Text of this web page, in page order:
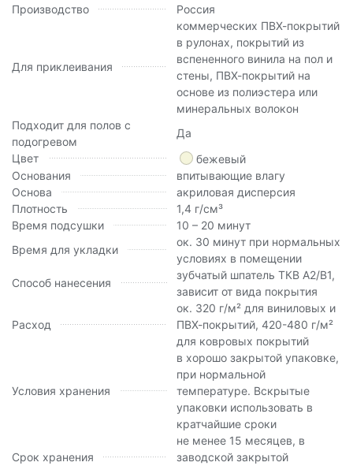
Производство
Россия
Для приклеивания
коммерческих ПВХ-покрытий
в рулонах, покрытий из
вспененного винила на пол и
стены, ПВХ-покрытий на
основе из полиэстера или
минеральных волокон
Подходит для полов с
подогревом
Да
Цвет
бежевый
Основания
впитывающие влагу
Основа
акриловая дисперсия
Плотность
1,4 г/см³
Время подсушки
10 – 20 минут
Время для укладки
ок. 30 минут при нормальных
условиях в помещении
Способ нанесения
зубчатый шпатель ТКВ А2/В1,
зависит от вида покрытия
Расход
ок. 320 г/м² для виниловых и
ПВХ-покрытий, 420-480 г/м²
для ковровых покрытий
Условия хранения
в хорошо закрытой упаковке,
при нормальной
температуре. Вскрытые
упаковки использовать в
кратчайшие сроки
Срок хранения
не менее 15 месяцев, в
заводской закрытой